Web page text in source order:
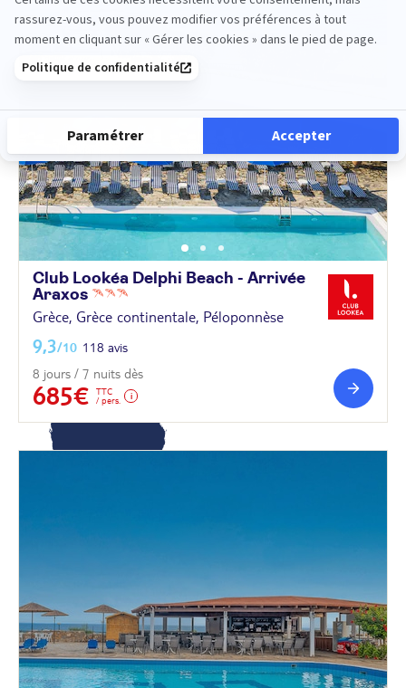
Caraïbes
Club Lookéa Delphi Beach - Arrivée
Araxos
Grèce, Grèce continentale, Péloponnèse
9,3/10 118 avis
8 jours / 7 nuits dès
685€
TTC
/ pers.